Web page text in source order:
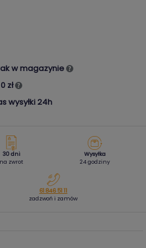
w magazynie
zł
wysyłki 24h
30 dni
na zwrot
Wysyłka
24 godziny
61 846 51 11
zadzwoń i zamów